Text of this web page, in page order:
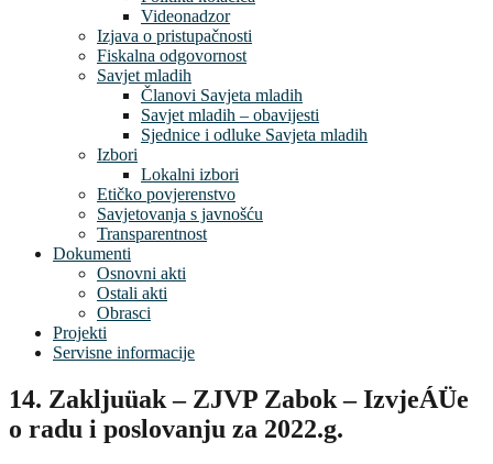
Videonadzor
Izjava o pristupačnosti
Fiskalna odgovornost
Savjet mladih
Članovi Savjeta mladih
Savjet mladih – obavijesti
Sjednice i odluke Savjeta mladih
Izbori
Lokalni izbori
Etičko povjerenstvo
Savjetovanja s javnošću
Transparentnost
Dokumenti
Osnovni akti
Ostali akti
Obrasci
Projekti
Servisne informacije
14. Zakljuüak – ZJVP Zabok – IzvjeÁÜe
o radu i poslovanju za 2022.g.